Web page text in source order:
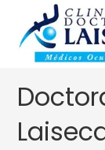
contenido
contenido